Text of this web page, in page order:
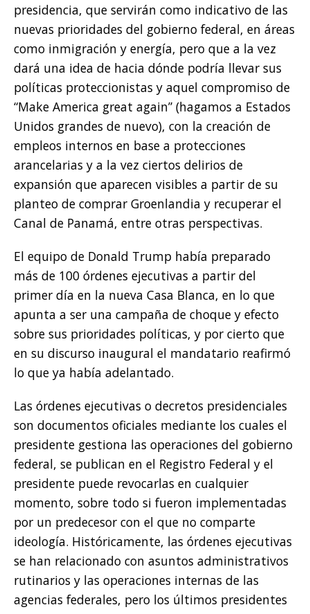
presidencia, que servirán como indicativo de las
nuevas prioridades del gobierno federal, en áreas
como inmigración y energía, pero que a la vez
dará una idea de hacia dónde podría llevar sus
políticas proteccionistas y aquel compromiso de
“Make America great again” (hagamos a Estados
Unidos grandes de nuevo), con la creación de
empleos internos en base a protecciones
arancelarias y a la vez ciertos delirios de
expansión que aparecen visibles a partir de su
planteo de comprar Groenlandia y recuperar el
Canal de Panamá, entre otras perspectivas.
El equipo de Donald Trump había preparado
más de 100 órdenes ejecutivas a partir del
primer día en la nueva Casa Blanca, en lo que
apunta a ser una campaña de choque y efecto
sobre sus prioridades políticas, y por cierto que
en su discurso inaugural el mandatario reafirmó
lo que ya había adelantado.
Las órdenes ejecutivas o decretos presidenciales
son documentos oficiales mediante los cuales el
presidente gestiona las operaciones del gobierno
federal, se publican en el Registro Federal y el
presidente puede revocarlas en cualquier
momento, sobre todo si fueron implementadas
por un predecesor con el que no comparte
ideología. Históricamente, las órdenes ejecutivas
se han relacionado con asuntos administrativos
rutinarios y las operaciones internas de las
agencias federales, pero los últimos presidentes